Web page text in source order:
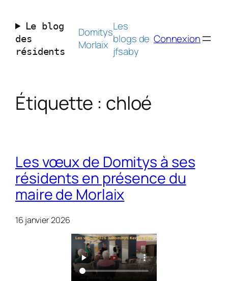
contenuLe blog
des
résidents
Domitys
Morlaix
Les
blogs de
jfsaby
Connexion
Étiquette : chloé
Les vœux de Domitys à ses
résidents en présence du
maire de Morlaix
16 janvier 2026